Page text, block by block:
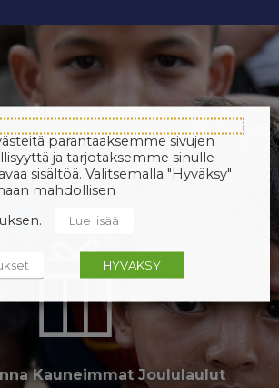
Kauneimmat Joululaulut
parantaaksemme sivujen
ja tarjotaksemme sinulle
sisältöä. Valitsemalla "Hyväksy"
mahdollisen
Lue lisää
HYVÄKSY